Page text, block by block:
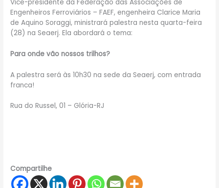
Vice-presidente da Federação das Associações de
Engenheiros Ferroviários – FAEF, engenheira Clarice Maria
de Aquino Soraggi, ministrará palestra nesta quarta-feira
(28) na Seaerj. Ela abordará o tema:
Para onde vão nossos trilhos?
A palestra será às 10h30 na sede da Seaerj, com entrada
franca!
Rua do Russel, 01 – Glória-RJ
Compartilhe